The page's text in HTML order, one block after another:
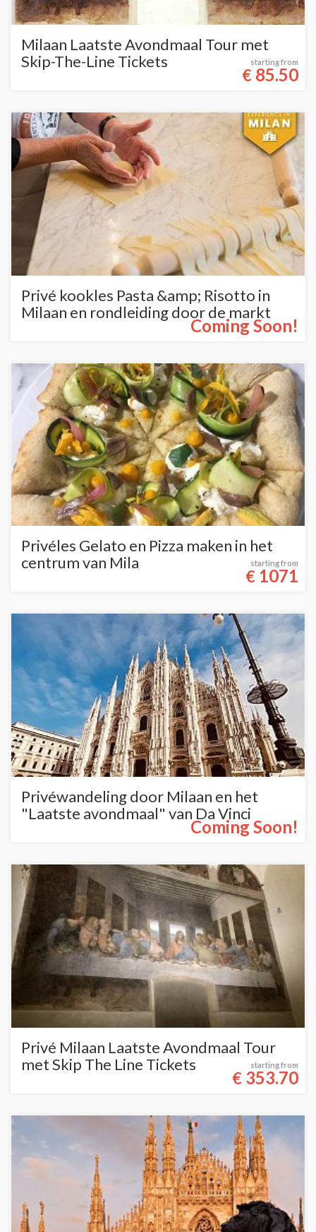
Milaan Laatste Avondmaal Tour met
Skip-The-Line Tickets
starting from
€ 85.50
Privé kookles Pasta &amp; Risotto in
Milaan en rondleiding door de markt
Coming Soon!
Privéles Gelato en Pizza maken in het
centrum van Mila
starting from
€ 1071
Privéwandeling door Milaan en het
"Laatste avondmaal" van Da Vinci
Coming Soon!
Privé Milaan Laatste Avondmaal Tour
met Skip The Line Tickets
starting from
€ 353.70